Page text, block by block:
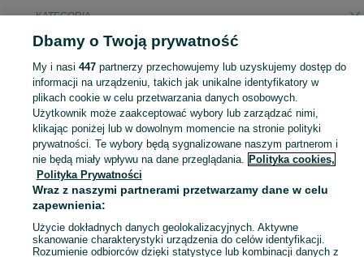
KATEGORIA
Popularne wyszukiwania
klimatyzator przenośny
Skorzystaj z największego serwisu ogłoszeniowego - Łączki Brzeskie i okolice! Kupuj to, czego pragniesz i sprzedawaj to, czego już nie potrzebujesz! Zobacz
Mapa kategorii
Mapa miejscowości
Mapa ministron
Popularne wyszukiwania
Dbamy o Twoją prywatność
My i nasi 447partnerzy przechowujemy lub uzyskujemy dostęp do
informacji na urządzeniu, takich jak unikalne identyfikatory w
plikach cookie w celu przetwarzania danych osobowych.
Użytkownik może zaakceptować wybory lub zarządzać nimi,
klikając poniżej lub w dowolnym momencie na stronie polityki
prywatności. Te wybory będą sygnalizowane naszym partnerom i
nie będą miały wpływu na dane przeglądania. Polityka cookies,
Polityka Prywatności
Wraz z naszymi partnerami przetwarzamy dane w celu
zapewnienia:
Użycie dokładnych danych geolokalizacyjnych. Aktywne
skanowanie charakterystyki urządzenia do celów identyfikacji.
Rozumienie odbiorców dzięki statystyce lub kombinacji danych z